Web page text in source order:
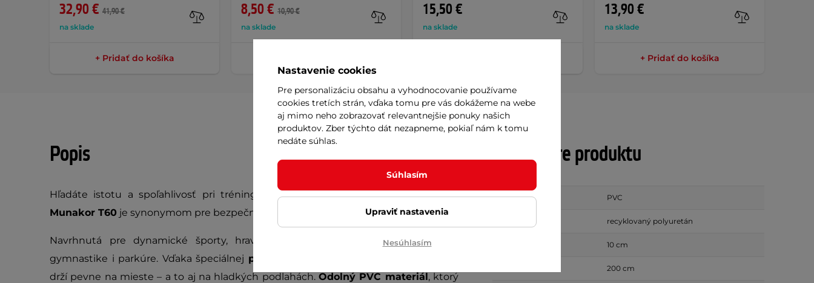
32,90 € 41,90 €
na sklade
+ Pridať do košíka
8,50 € 10,90 €
na sklade
15,50 €
na sklade
13,90 €
na sklade
+ Pridať do košíka
Popis
Hľadáte istotu a spoľahlivosť pri tréningu?
Gymnastická žinenka inSPORTline
Munakor T60 je synonymom pre bezpečné cvičenie.
Navrhnutá pre dynamické športy, hravo zvládne tvrdé dopady pri akrobacii,
gymnastike i parkúre. Vďaka špeciálnej protišmykovej úprave
drží pevne na mieste – a to aj na hladkých podlahách. Odolný PVC materiál, ktorý
Parametre produktu
Materiál PVC
recyklovaný polyuretán
10 cm
200 cm
Nastavenie cookies
Pre personalizáciu obsahu a vyhodnocovanie používame
cookies tretích strán, vďaka tomu pre vás dokážeme na webe
aj mimo neho zobrazovať relevantnejšie ponuky našich
produktov. Zber týchto dát nezapneme, pokiaľ nám k tomu
nedáte súhlas.
Súhlasím
Upraviť nastavenia
Nesúhlasím